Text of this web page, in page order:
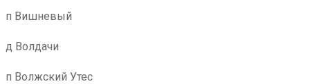
п Вишневый
д Волдачи
п Волжский Утес